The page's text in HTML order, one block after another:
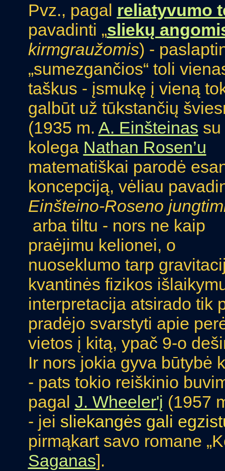
Pvz., pagal reliatyvumo
pavadinti „sliekų
kirmgraužomis) -
„sumezgančios“ toli
taškus - įsmukę į vieną
galbūt už tūkstančių
(1935 m. A. Einšteinas su
kolega Nathan Rosen’u
matematiškai parodė
koncepciją, vėliau
Einšteino-Roseno
arba tiltu - nors ne kaip
praėjimu kelionei, o
nuoseklumo tarp
kvantinės fizikos
interpretacija atsirado tik
pradėjo svarstyti apie
vietos į kitą, ypač 9-o
Ir nors jokia gyva būtybė
- pats tokio reiškinio
pagal J. Wheeler'į (1957
- jei sliekangės gali
pirmąkart savo romane
Saganas].